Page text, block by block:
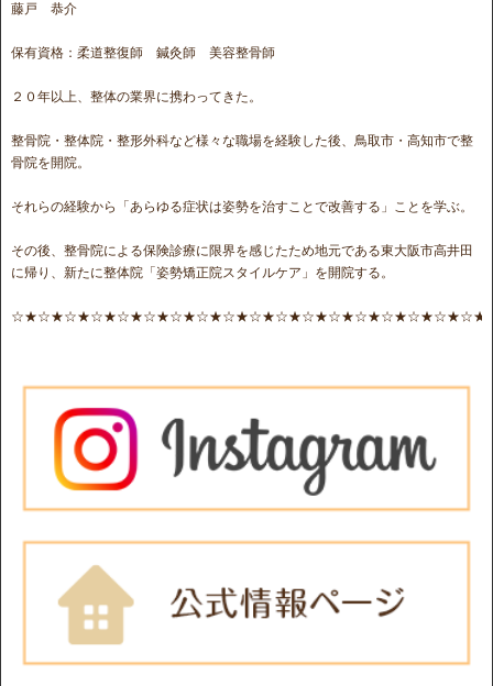
藤戸 恭介
保有資格：柔道整復師 鍼灸師 美容整骨師
２０年以上、整体の業界に携わってきた。
整骨院・整体院・整形外科など様々な職場を経験した後、鳥取市・高知市で整
骨院を開院。
それらの経験から「あらゆる症状は姿勢を治すことで改善する」ことを学ぶ。
その後、整骨院による保険診療に限界を感じたため地元である東大阪市高井田
に帰り、新たに整体院「姿勢矯正院スタイルケア」を開院する。